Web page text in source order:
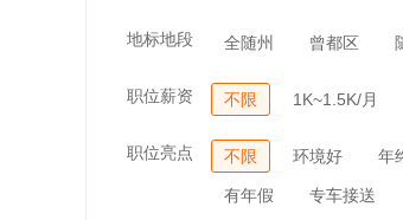
地标地段 全随州 曾都区
职位薪资 不限 1K~1.5K/月
职位亮点 不限 环境好 年
有年假 专车接送